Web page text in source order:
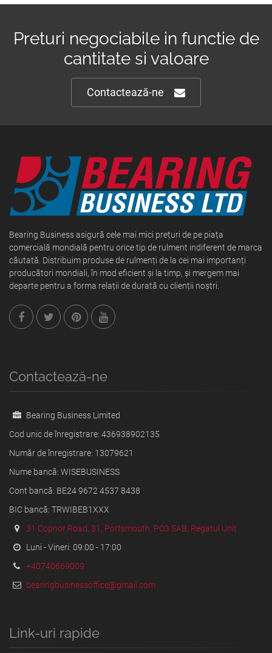
Preturi negociabile in functie de
cantitate si valoare
Contactează-ne
Bearing Business asigură cele mai mici prețuri de pe piața
comercială mondială pentru orice tip de rulment indiferent de marca
căutată. Distribuim produse de rulmenți de la cei mai importanți
producători mondiali, în mod eficient și la timp, și mergem mai
departe pentru a forma relații de durată cu clienții noștri.
Contactează-ne
Bearing Business Limited
Cod unic de înregistrare: 436938902135
Număr de înregistrare: 13079621
Nume bancă: WISEBUSINESS
Cont bancă: BE24 9672 4537 8438
BIC bancă: TRWIBEB1XXX
31 Copnor Road, 31, Portsmouth, PO3 5AB, Regatul Unit
Luni - Vineri: 09:00 - 17:00
+40740669009
bearingbusinessoffice@gmail.com
Link-uri rapide